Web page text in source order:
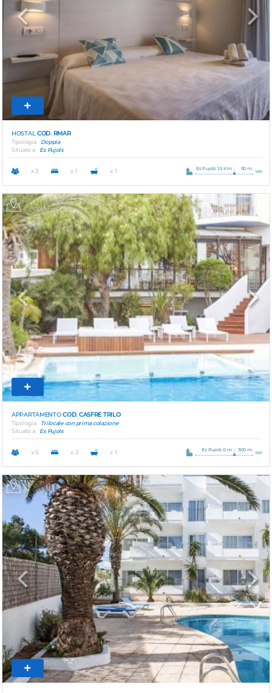
Previous Next
HOSTAL COD. RMAR
Tipologia
Doppia
Situato a
Es Pujols
x 3 x 1 x 1 Es Pujols 1,5 Km 50 m.
Previous Next
APPARTAMENTOCOD. CASFRE TRILO
Tipologia
Trilocale con prima colazione
Situato a
Es Pujols
x 5 x 2 x 1 Es Pujols 0 m 300 m.
Previous Next